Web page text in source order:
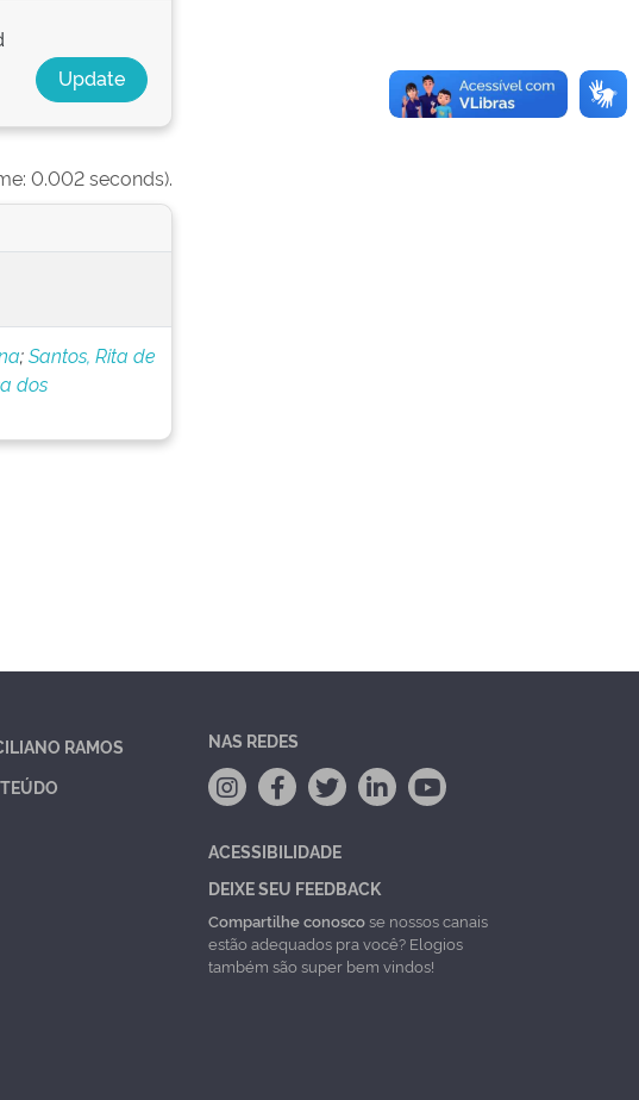
0.002 seconds).
;Santos, Rita de
dos
RAMOS
NAS REDES
ACESSIBILIDADE
DEIXE SEU FEEDBACK
Compartilhe conoscose nossos canais
estão adequados pra você? Elogios
também são super bem vindos!